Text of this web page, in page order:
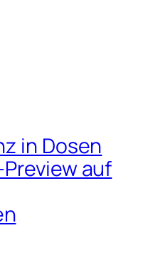
in Dosen
auf